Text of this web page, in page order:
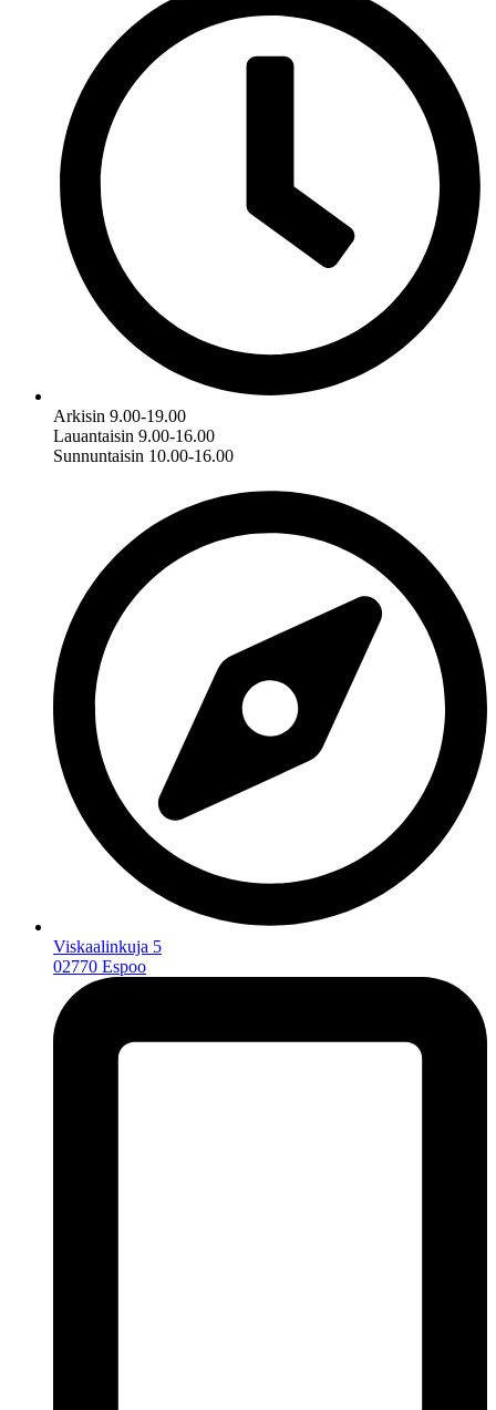
Arkisin 9.00-19.00
Lauantaisin 9.00-16.00
Sunnuntaisin 10.00-16.00
Viskaalinkuja 5
02770 Espoo